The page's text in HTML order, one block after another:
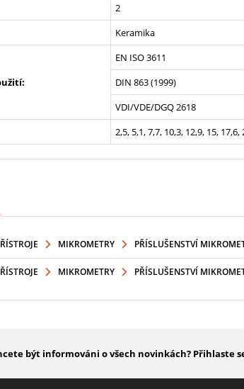
2
Keramika
EN ISO 3611
DIN 863 (1999)
VDI/VDE/DGQ 2618
2,5, 5,1, 7,7, 10,3, 12,9, 15,
MIKROMETRY PŘÍSLUŠENSTVÍ
MIKROMETRY PŘÍSLUŠENSTVÍ
být informováni o všech novinkách? Přihlaste